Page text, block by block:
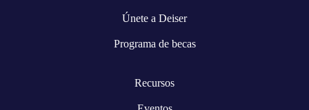
Únete a Deiser
Programa de becas
Recursos